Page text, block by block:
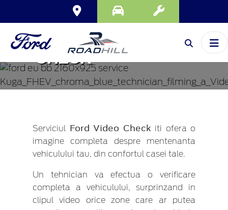
FORD VIDEO
CHECK
Serviciul Ford Video Check iti ofera o
imagine completa despre mentenanta
vehiculului tau, din confortul casei tale.
Un tehnician va efectua o verificare
completa a vehiculului, surprinzand in
clipul video orice zone care ar putea